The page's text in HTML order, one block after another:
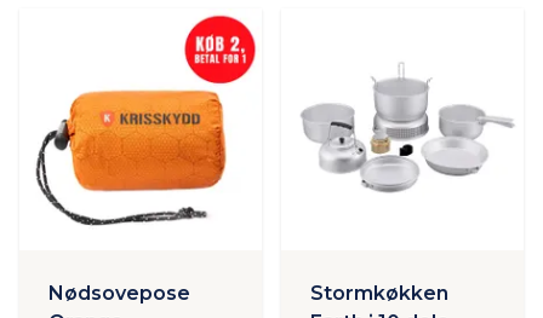
Nødsovepose
Stormkøkken